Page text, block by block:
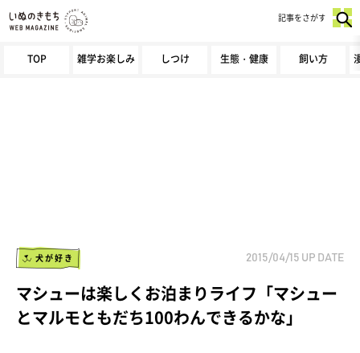
TOP 雑学お楽しみ しつけ 生態・健康 飼い方
記事をさがす
犬が好き 2015/04/15 UP DATE
マシューは楽しくお泊まりライフ「マシュー
とマルモともだち100わんできるかな」